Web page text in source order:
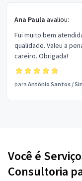
Ana Paula avaliou:
Fui muito bem
qualidade. Valeu a
careiro. Obrigada!
para Antônio Santos /
Você é
Consultoria